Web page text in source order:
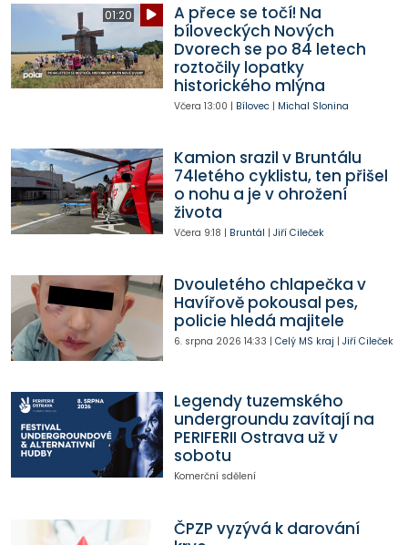
01:20
A přece se točí! Na
bíloveckých Nových
Dvorech se po 84 letech
roztočily lopatky
historického mlýna
Včera 13:00 | Bílovec| Michal Slonina
Kamion srazil v Bruntálu
74letého cyklistu, ten přišel
o nohu a je v ohrožení
života
Včera 9:18 | Bruntál | Jiří Cileček
Dvouletého chlapečka v
Havířově pokousal pes,
policie hledá majitele
6. srpna 2026 14:33 | Celý MS kraj | Jiří Cileček
Legendy tuzemského
undergroundu zavítají na
PERIFERII Ostrava už v
sobotu
Komerční sdělení
ČPZP vyzývá k darování